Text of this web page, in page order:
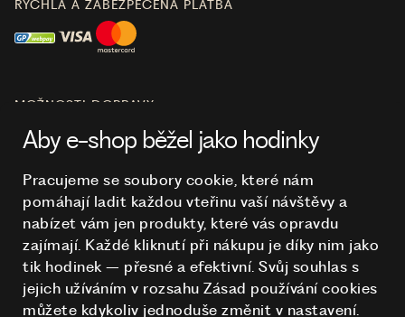
O NÁKUPU
HODINKY
RYCHLÁ A ZABEZPEČENÁ PLATBA
MOŽNOSTI DOPRAVY
Aby e-shop běžel jako hodinky
Pracujeme se soubory cookie, které nám
pomáhají ladit každou vteřinu vaší návštěvy a
nabízet vám jen produkty, které vás opravdu
zajímají. Každé kliknutí při nákupu je díky nim jako
tik hodinek – přesné a efektivní. Svůj souhlas s
jejich užíváním v rozsahu Zásad používání cookies
můžete kdykoliv jednoduše změnit v nastavení.